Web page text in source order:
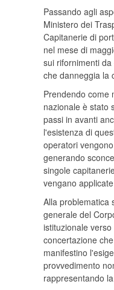
Passando agli
Ministero dei
Capitanerie di
nel mese di
sui rifornimenti
che danneggia la
Prendendo come
nazionale è stato
passi in avanti
l'esistenza di
operatori
generando
singole
vengano
Alla problematica
generale del
istituzionale
concertazione
manifestino
provvedimento
rappresentando